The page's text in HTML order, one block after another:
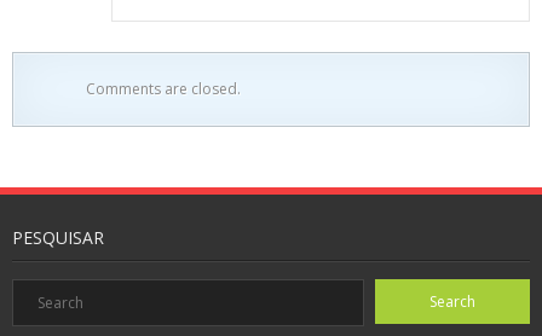
Comments are closed.
PESQUISAR